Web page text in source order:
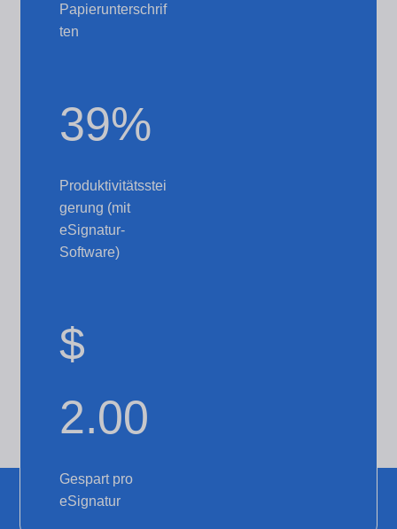
Papierunterschrif
ten
39%
Produktivitätsstei
gerung (mit
eSignatur-
Software)
$
2.00
Gespart pro
eSignatur